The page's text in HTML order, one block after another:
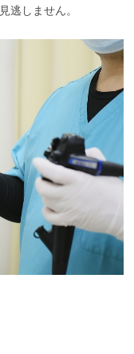
逃しません。